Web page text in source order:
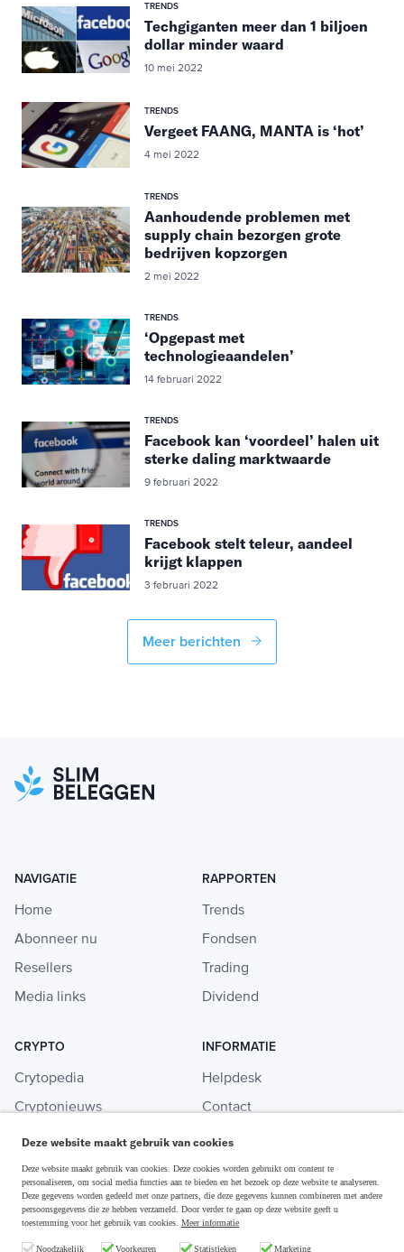
TRENDS
Techgiganten meer dan 1 biljoen
dollar minder waard
10 mei 2022
TRENDS
Vergeet FAANG, MANTA is ‘hot’
4 mei 2022
TRENDS
Aanhoudende problemen met
supply chain bezorgen grote
bedrijven kopzorgen
2 mei 2022
TRENDS
‘Opgepast met
technologieaandelen’
14 februari 2022
TRENDS
Facebook kan ‘voordeel’ halen uit
sterke daling marktwaarde
9 februari 2022
TRENDS
Facebook stelt teleur, aandeel
krijgt klappen
3 februari 2022
Meer berichten
NAVIGATIE
Home
Abonneer nu
Resellers
Media links
RAPPORTEN
Trends
Fondsen
Trading
Dividend
CRYPTO
Crytopedia
Cryptonieuws
Crypto koopgids
Investeren in crypto
INFORMATIE
Helpdesk
Contact
Adverteren
Disclaimer & Privacy
Deze website maakt gebruik van cookies
Deze website maakt gebruik van cookies. Deze cookies worden gebruikt om content te
personaliseren, om social media functies aan te bieden en het bezoek op deze website te analyseren.
Deze gegevens worden gedeeld met onze partners, die deze gegevens kunnen combineren met andere
persoonsgegevens die ze hebben verzameld. Door verder te gaan op deze website geeft u
toestemming voor het gebruik van cookies. Meer informatie
Noodzakelijk Voorkeuren Statistieken Marketing